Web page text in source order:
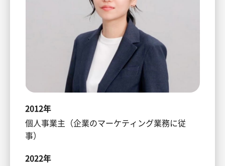
2012年
個人事業主（企業のマーケティング業務に従
事）
2022年